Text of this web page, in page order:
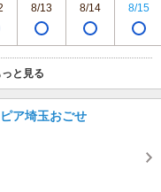
8/13 8/14 8/15
と見る
ア埼玉おごせ